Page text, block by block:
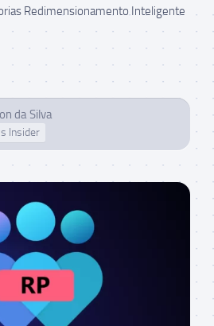
Redimensionamento Inteligente
da Silva
Insider